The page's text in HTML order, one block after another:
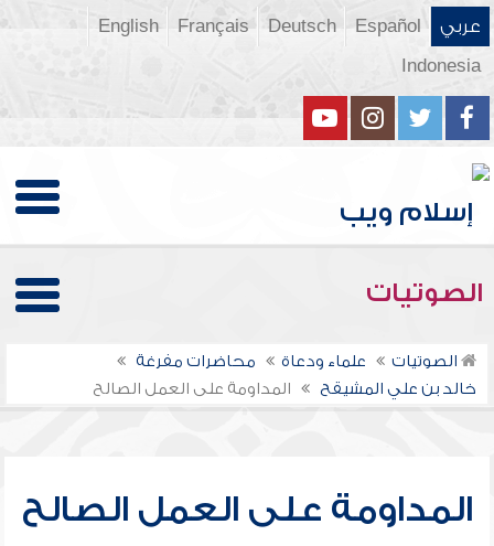
عربي Español
Deutsch
Français
English
Indonesia
الصوتيات
الصوتيات علماء ودعاة
محاضرات مفرغة
خالد بن علي المشيقح
المداومة على العمل الصالح
المداومة على العمل الصالح